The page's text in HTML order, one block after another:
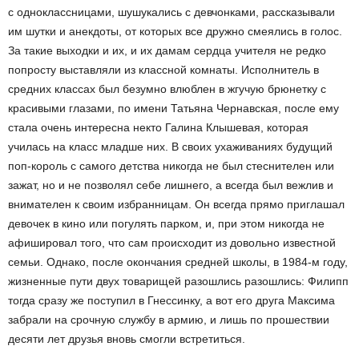
с одноклассницами, шушукались с девчонками, рассказывали
им шутки и анекдоты, от которых все дружно смеялись в голос.
За такие выходки и их, и их дамам сердца учителя не редко
попросту выставляли из классной комнаты. Исполнитель в
средних классах был безумно влюблен в жгучую брюнетку с
красивыми глазами, по имени Татьяна Чернавская, после ему
стала очень интересна некто Галина Клышевая, которая
училась на класс младше них. В своих ухаживаниях будущий
поп-король с самого детства никогда не был стеснителен или
зажат, но и не позволял себе лишнего, а всегда был вежлив и
внимателен к своим избранницам. Он всегда прямо приглашал
девочек в кино или погулять парком, и, при этом никогда не
афишировал того, что сам происходит из довольно известной
семьи. Однако, после окончания средней школы, в 1984-м году,
жизненные пути двух товарищей разошлись разошлись: Филипп
тогда сразу же поступил в Гнессинку, а вот его друга Максима
забрали на срочную службу в армию, и лишь по прошествии
десяти лет друзья вновь смогли встретиться.